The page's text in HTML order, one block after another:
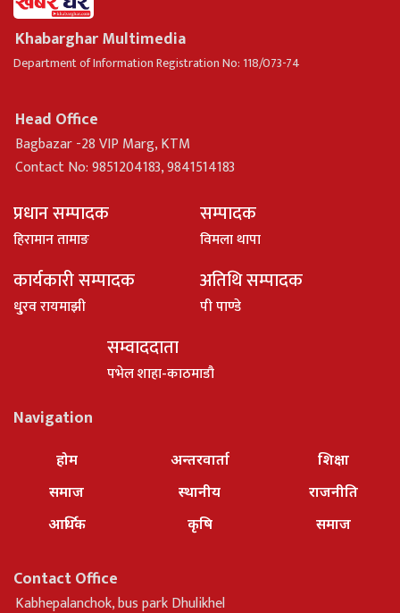
Khabarghar Multimedia
Department of Information Registration No: 118/073-74
Head Office
Bagbazar -28 VIP Marg, KTM
Contact No: 9851204183, 9841514183
प्रधान सम्पादक
हिरामान तामाङ
सम्पादक
विमला थापा
कार्यकारी सम्पादक
धु्रव रायमाझी
अतिथि सम्पादक
पी पाण्डे
सम्वाददाता
पभेल शाहा-काठमाडौ
Navigation
होम
समाज
आर्थिक
अन्तरवार्ता
स्थानीय
कृषि
शिक्षा
राजनीति
समाज
Contact Office
Kabhepalanchok, bus park Dhulikhel